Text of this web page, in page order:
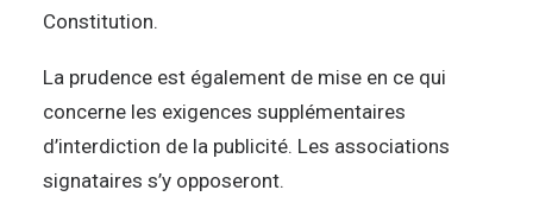
Constitution.
La prudence est également de mise en ce qui
concerne les exigences supplémentaires
d’interdiction de la publicité. Les associations
signataires s’y opposeront.